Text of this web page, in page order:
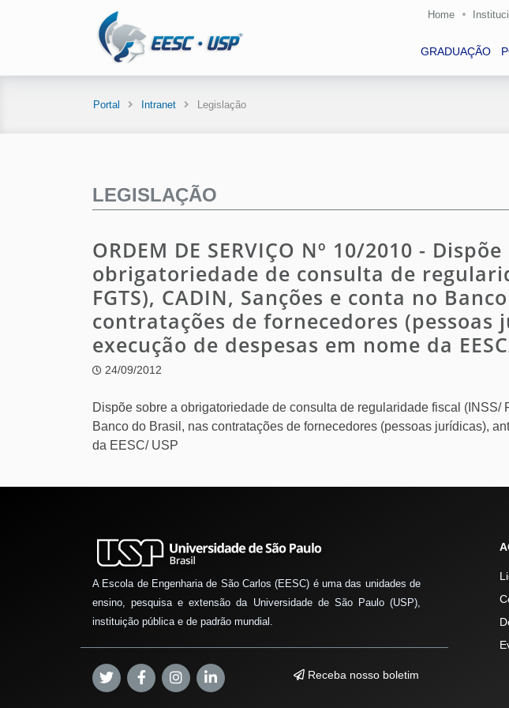
Home
GRADUAÇÃO
Portal Intranet Legislação
LEGISLAÇÃO
ORDEM DE SERVIÇO Nº 10/2010 -
obrigatoriedade de consulta de
FGTS), CADIN, Sanções e conta no
contratações de fornecedores (pessoas
execução de despesas em nome da
24/09/2012
Dispõe sobre a obrigatoriedade de consulta de regularidade fiscal (INSS/
Banco do Brasil, nas contratações de fornecedores (pessoas jurídicas),
da EESC/ USP
A Escola de Engenharia de São Carlos (EESC) é uma das unidades de
ensino, pesquisa e extensão da Universidade de São Paulo (USP),
instituição pública e de padrão mundial.
Receba nosso boletim